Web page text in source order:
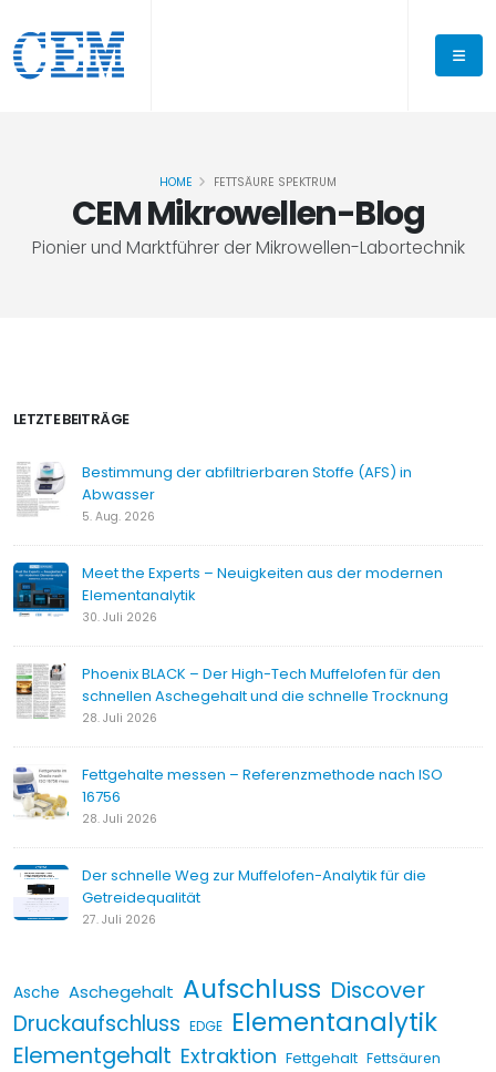
CEM Mikrowellen-Blog
Pionier und Marktführer der Mikrowellen-Labortechnik
HOME FETTSÄURE SPEKTRUM
LETZTE BEITRÄGE
Bestimmung der abfiltrierbaren Stoffe (AFS) in
Abwasser
5. Aug. 2026
Meet the Experts – Neuigkeiten aus der modernen
Elementanalytik
30. Juli 2026
Phoenix BLACK – Der High-Tech Muffelofen für den
schnellen Aschegehalt und die schnelle Trocknung
28. Juli 2026
Fettgehalte messen – Referenzmethode nach ISO
16756
28. Juli 2026
Der schnelle Weg zur Muffelofen-Analytik für die
Getreidequalität
27. Juli 2026
Asche Aschegehalt Aufschluss Discover
Druckaufschluss EDGE Elementanalytik
Elementgehalt Extraktion Fettgehalt Fettsäuren